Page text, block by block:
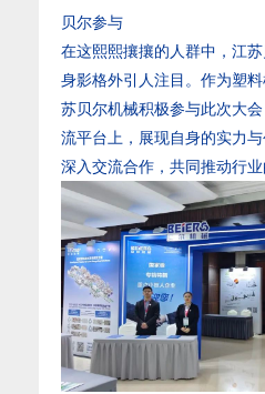
贝尔参与
在这熙熙攘攘的人群中，江
身影格外引人注目。作为塑
苏贝尔机械积极参与此次大
流平台上，展现自身的实力
深入交流合作，共同推动行业